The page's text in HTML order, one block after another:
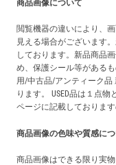
商品画像について
閲覧機器の違いにより、
見える場合がございます
しております。新品商品
め、保護シール等がある
用/中古品/アンティーク品
ります。 USED品は１点
ページに記載しておりま
商品画像の色味や質感に
商品画像はできる限り実